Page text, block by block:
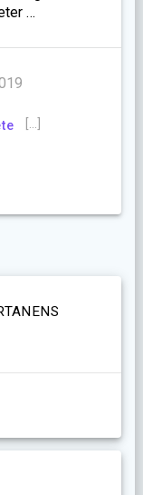
…
[…]